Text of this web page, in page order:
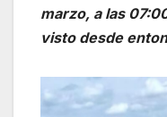
marzo, a las
visto desde